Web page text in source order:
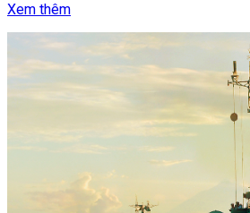
Xem thêm